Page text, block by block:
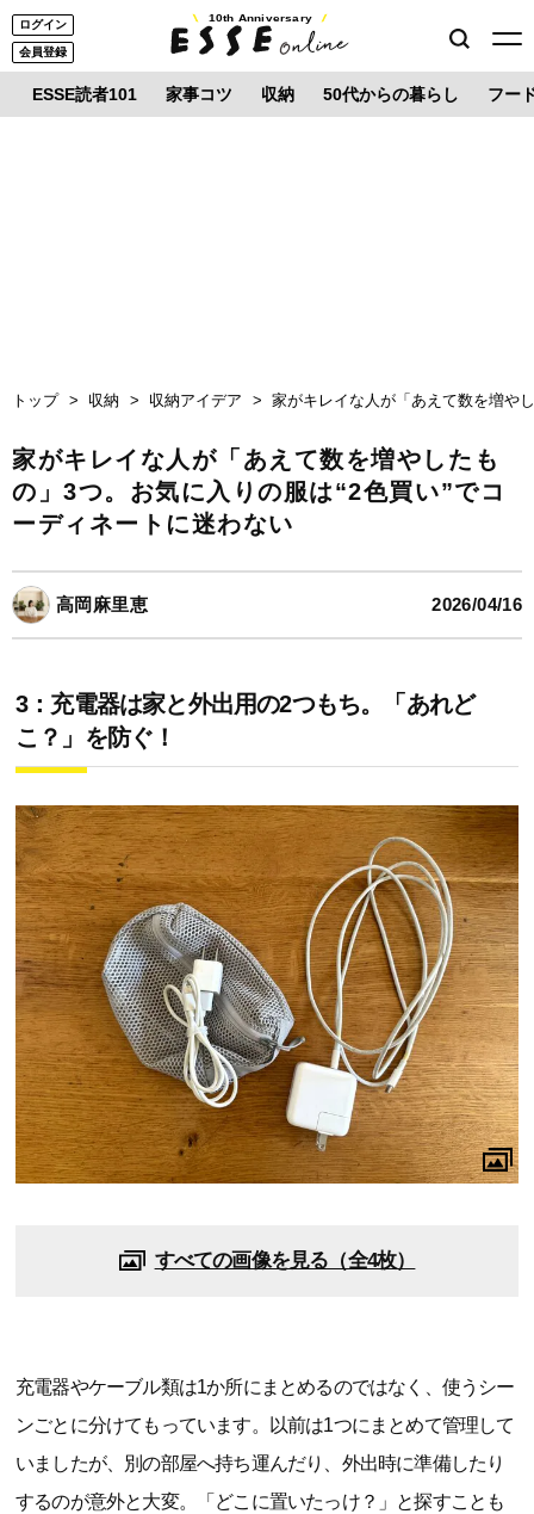
ログイン
会員登録
10th Anniversary
ESSE読者101 家事コツ 収納 50代からの暮らし フー
トップ 収納 収納アイデア 家がキレイな人が「あえて数を増や
家がキレイな人が「あえて数を増やしたも
の」3つ。お気に入りの服は“2色買い”でコ
ーディネートに迷わない
高岡麻里恵 2026/04/16
3：充電器は家と外出用の2つもち。「あれど
こ？」を防ぐ！
すべての画像を見る（全4枚）
充電器やケーブル類は1か所にまとめるのではなく、使うシー
ンごとに分けてもっています。以前は1つにまとめて管理して
いましたが、別の部屋へ持ち運んだり、外出時に準備したり
するのが意外と大変。「どこに置いたっけ？」と探すことも